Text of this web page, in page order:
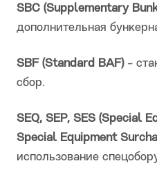
SBC (Supplementary
дополнительная
SBF (Standard BAF)-
сбор.
SEQ, SEP, SES (Special
Special Equipment
использование